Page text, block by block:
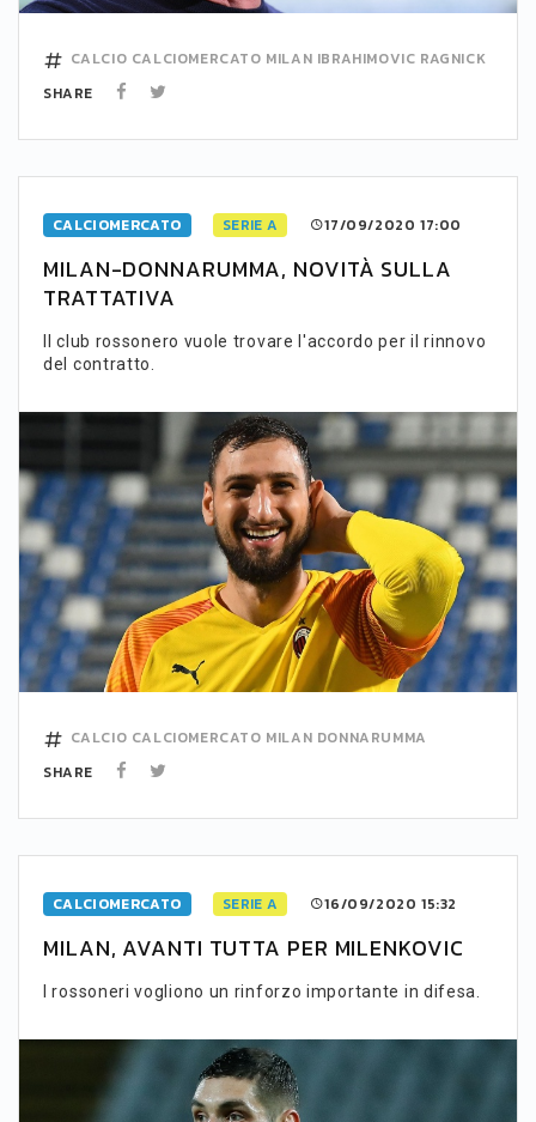
CALCIO CALCIOMERCATO MILAN IBRAHIMOVIC RAGNICK
SHARE
CALCIOMERCATO SERIE A 17/09/2020 17:00
MILAN-DONNARUMMA, NOVITÀ SULLA
TRATTATIVA
Il club rossonero vuole trovare l'accordo per il rinnovo
del contratto.
CALCIO CALCIOMERCATO MILAN DONNARUMMA
SHARE
CALCIOMERCATO SERIE A 16/09/2020 15:32
MILAN, AVANTI TUTTA PER MILENKOVIC
I rossoneri vogliono un rinforzo importante in difesa.